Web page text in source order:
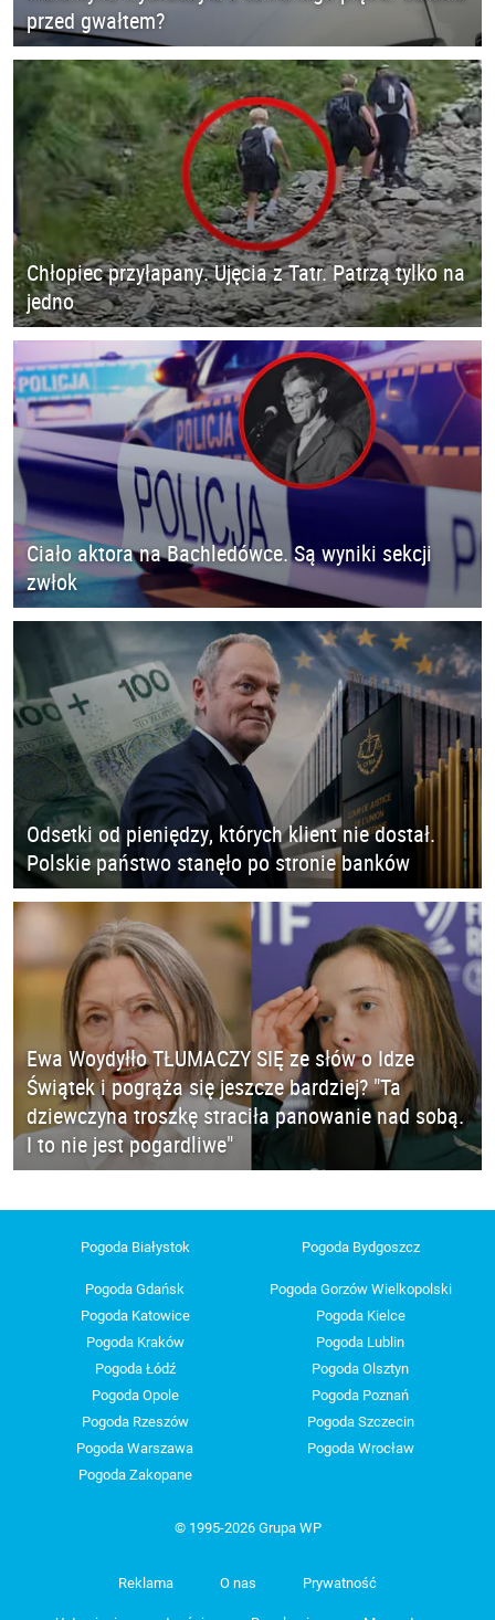
przed gwałtem?
Chłopiec przyłapany. Ujęcia z Tatr. Patrzą tylko na
jedno
Ciało aktora na Bachledówce. Są wyniki sekcji
zwłok
Odsetki od pieniędzy, których klient nie dostał.
Polskie państwo stanęło po stronie banków
Ewa Woydyłło TŁUMACZY SIĘ ze słów o Idze
Świątek i pogrąża się jeszcze bardziej? "Ta
dziewczyna troszkę straciła panowanie nad sobą.
I to nie jest pogardliwe"
Pogoda Białystok Pogoda Bydgoszcz
Pogoda Gdańsk
Pogoda Gorzów Wielkopolski
Pogoda Katowice
Pogoda Kielce
Pogoda Kraków
Pogoda Lublin
Pogoda Łódź
Pogoda Olsztyn
Pogoda Opole
Pogoda Poznań
Pogoda Rzeszów
Pogoda Szczecin
Pogoda Warszawa
Pogoda Wrocław
Pogoda Zakopane
© 1995-2026 Grupa WP
Reklama O nas Prywatność